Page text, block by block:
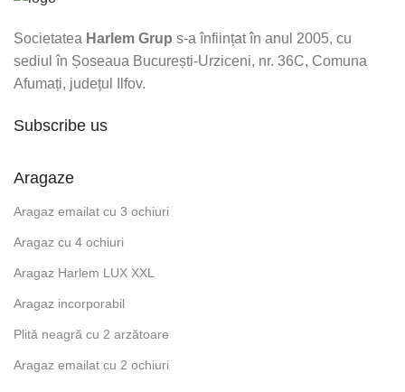
Societatea Harlem Grup s-a înființat în anul 2005, cu
sediul în Șoseaua București-Urziceni, nr. 36C, Comuna
Afumați, județul Ilfov.
Subscribe us
Aragaze
Aragaz emailat cu 3 ochiuri
Aragaz cu 4 ochiuri
Aragaz Harlem LUX XXL
Aragaz incorporabil
Plită neagră cu 2 arzătoare
Aragaz emailat cu 2 ochiuri